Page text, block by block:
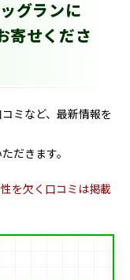
グランに
寄せくださ
ミなど、最新情報を
だきます。
を欠く口コミは掲載